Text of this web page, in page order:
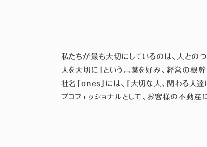
私たちが最も大切にしているのは、人との
人を大切に」という言葉を好み、経営の根幹
社名「ones」には、「大切な人、関わる人
プロフェッショナルとして、お客様の不動